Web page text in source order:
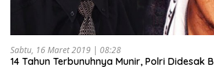
Sabtu, 16 Maret 2019 | 08:28
14 Tahun Terbunuhnya Munir, Polri Didesak